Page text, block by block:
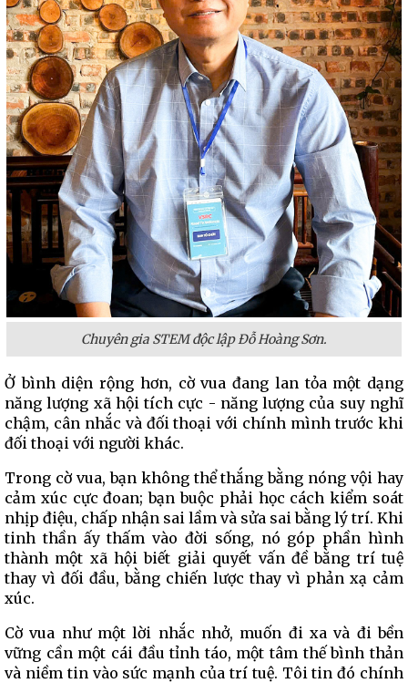
Chuyên gia STEM độc lập Đỗ Hoàng Sơn.
Ở bình diện rộng hơn, cờ vua đang lan tỏa một dạng
năng lượng xã hội tích cực - năng lượng của suy nghĩ
chậm, cân nhắc và đối thoại với chính mình trước khi
đối thoại với người khác.
Trong cờ vua, bạn không thể thắng bằng nóng vội hay
cảm xúc cực đoan; bạn buộc phải học cách kiểm soát
nhịp điệu, chấp nhận sai lầm và sửa sai bằng lý trí. Khi
tinh thần ấy thấm vào đời sống, nó góp phần hình
thành một xã hội biết giải quyết vấn đề bằng trí tuệ
thay vì đối đầu, bằng chiến lược thay vì phản xạ cảm
xúc.
Cờ vua như một lời nhắc nhở, muốn đi xa và đi bền
vững cần một cái đầu tỉnh táo, một tâm thế bình thản
và niềm tin vào sức mạnh của trí tuệ. Tôi tin đó chính